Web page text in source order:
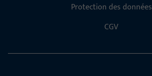
Protection des données
CGV